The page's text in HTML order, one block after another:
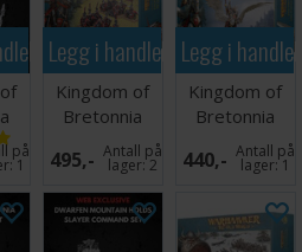
på
1
Legg i handlekurven
Kingdom of
Bretonnia
Knights of
Realm
495,- Antall på
lager:2
Legg i
Kingdom of
Bretonnia
Lord Royal
Pegasus
440,- Antall på
lager:1